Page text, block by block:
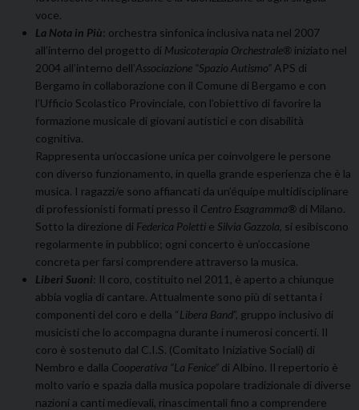
voce.
La Nota in Più: orchestra sinfonica inclusiva nata nel 2007
all’interno del progetto di Musicoterapia Orchestrale® iniziato nel
2004 all’interno dell’Associazione “Spazio Autismo” APS di
Bergamo in collaborazione con il Comune di Bergamo e con
l’Ufficio Scolastico Provinciale, con l’obiettivo di favorire la
formazione musicale di giovani autistici e con disabilità
cognitiva.
Rappresenta un’occasione unica per coinvolgere le persone
con diverso funzionamento, in quella grande esperienza che è la
musica. I ragazzi/e sono affiancati da un’équipe multidisciplinare
di professionisti formati presso il Centro Esagramma® di Milano.
Sotto la direzione di Federica Poletti e Silvia Gazzola , si esibiscono
regolarmente in pubblico; ogni concerto è un’occasione
concreta per farsi comprendere attraverso la musica.
Liberi Suoni: Il coro, costituito nel 2011, è aperto a chiunque
abbia voglia di cantare. Attualmente sono più di settanta i
componenti del coro e della “Libera Band”, gruppo inclusivo di
musicisti che lo accompagna durante i numerosi concerti. Il
coro è sostenuto dal C.I.S. (Comitato Iniziative Sociali) di
Nembro e dalla Cooperativa “La Fenice” di Albino. Il repertorio è
molto vario e spazia dalla musica popolare tradizionale di diverse
nazioni a canti medievali, rinascimentali fino a comprendere